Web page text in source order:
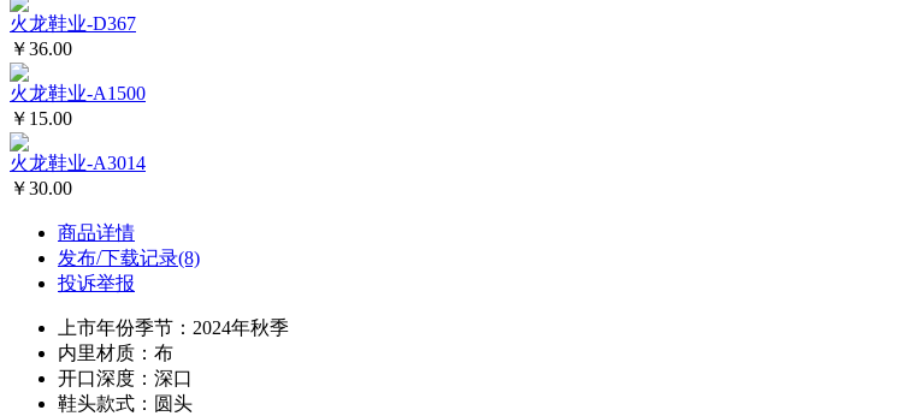
火龙鞋业-D367
￥36.00
火龙鞋业-A1500
￥15.00
火龙鞋业-A3014
￥30.00
商品详情
发布/下载记录(8)
投诉举报
上市年份季节：2024年秋季
内里材质：布
开口深度：深口
鞋头款式：圆头